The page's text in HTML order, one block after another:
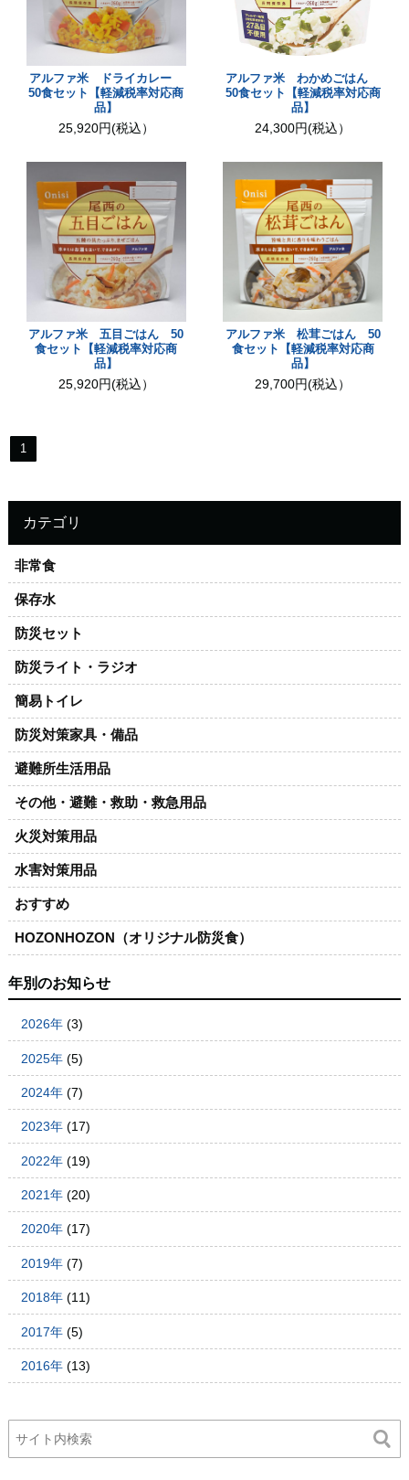
アルファ米 ドライカレー
50食セット【軽減税率対応商
品】
25,920円(税込）
アルファ米 わかめごはん
50食セット【軽減税率対応商
品】
24,300円(税込）
アルファ米 五目ごはん 50
食セット【軽減税率対応商
品】
25,920円(税込）
アルファ米 松茸ごはん 50
食セット【軽減税率対応商
品】
29,700円(税込）
1
カテゴリ
非常食
保存水
防災セット
防災ライト・ラジオ
簡易トイレ
防災対策家具・備品
避難所生活用品
その他・避難・救助・救急用品
火災対策用品
水害対策用品
おすすめ
HOZONHOZON（オリジナル防災食）
年別のお知らせ
2026年(3)
2025年(5)
2024年(7)
2023年(17)
2022年(19)
2021年(20)
2020年(17)
2019年(7)
2018年(11)
2017年(5)
2016年(13)